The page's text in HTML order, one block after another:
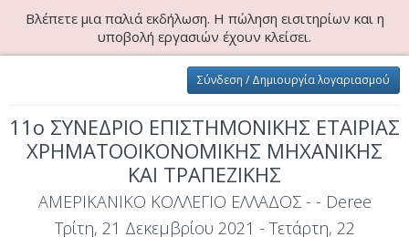
Βλέπετε μια παλιά εκδήλωση. Η πώληση εισιτηρίων και η
υποβολή εργασιών έχουν κλείσει.
Σύνδεση / Δημιουργία λογαριασμού
11o ΣΥΝΕΔΡΙΟ ΕΠΙΣΤΗΜΟΝΙΚΗΣ ΕΤΑΙΡΙΑΣ
ΧΡΗΜΑΤΟΟΙΚΟΝΟΜΙΚΗΣ ΜΗΧΑΝΙΚΗΣ
ΚΑΙ ΤΡΑΠΕΖΙΚΗΣ
ΑΜΕΡΙΚΑΝΙΚΟ ΚΟΛΛΕΓΙΟ ΕΛΛΑΔΟΣ - - Deree
Τρίτη, 21 Δεκεμβρίου 2021 - Τετάρτη, 22